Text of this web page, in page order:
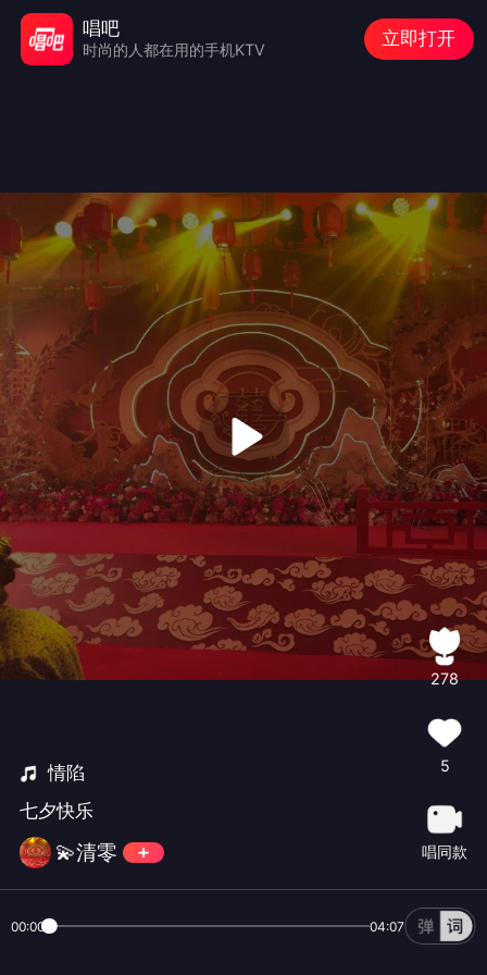
情陷
七夕快乐
💫清零
278
5
唱同款
00:00 04:07
唱吧
时尚的人都在用的手机KTV
立即打开